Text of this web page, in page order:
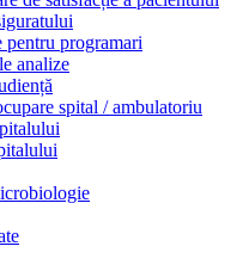
pentru programari
analize
spital / ambulatoriu